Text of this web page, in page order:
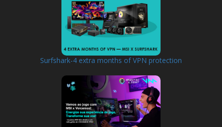
Surfshark-4 extra months of VPN protection